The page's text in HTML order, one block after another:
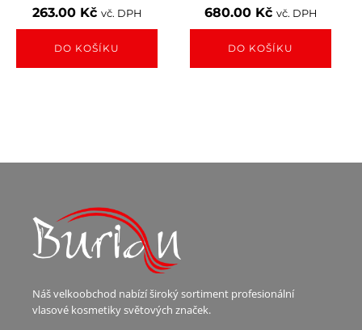
263.00 Kč vč. DPH
DO KOŠÍKU
680.00 Kč vč. DPH
DO KOŠÍKU
Náš velkoobchod nabízí široký sortiment profesionální
vlasové kosmetiky světových značek.